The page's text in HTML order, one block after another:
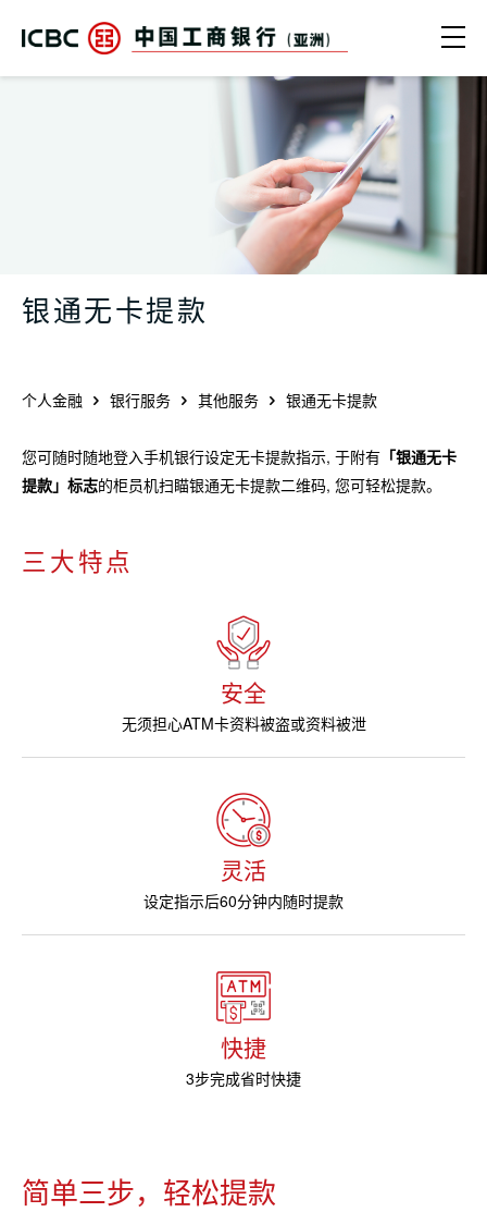
银通无卡提款 - 中国工商银行（亚洲）
银通无卡提款
个人金融 银行服务 其他服务 银通无卡提款
您可随时随地登入手机银行设定无卡提款指示, 于附有 「银通无卡
提款」标志的柜员机扫瞄银通无卡提款二维码, 您可轻松提款。
三大特点
安全
无须担⼼ATM卡资料被盗或资料被泄
灵活
设定指示后60分钟内随时提款
快捷
3步完成省时快捷
简单三步，轻松提款